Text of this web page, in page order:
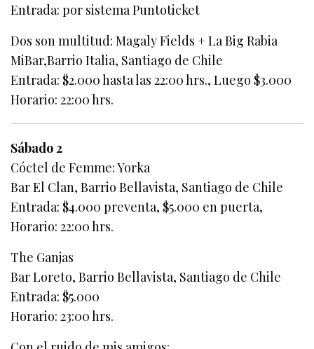
Entrada: por sistema Puntoticket
Dos son multitud: Magaly Fields + La Big Rabia
MiBar,Barrio Italia, Santiago de Chile
Entrada: $2.000 hasta las 22:00 hrs., Luego $3.000
Horario: 22:00 hrs.
Sábado 2
Cóctel de Femme: Yorka
Bar El Clan, Barrio Bellavista, Santiago de Chile
Entrada: $4.000 preventa, $5.000 en puerta,
Horario: 22:00 hrs.
The Ganjas
Bar Loreto, Barrio Bellavista, Santiago de Chile
Entrada: $5.000
Horario: 23:00 hrs.